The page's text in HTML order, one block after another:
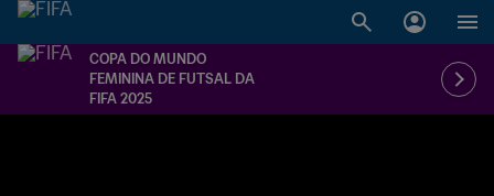
COPA DO MUNDO
FEMININA DE FUTSAL DA
FIFA 2025